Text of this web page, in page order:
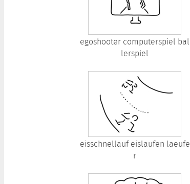
egoshooter computerspiel bal
lerspiel
eisschnellauf eislaufen laeufe
r